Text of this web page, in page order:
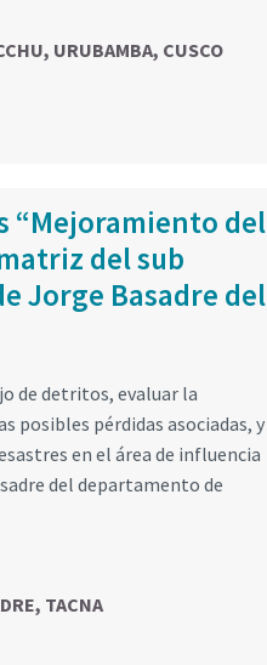
URUBAMBA, CUSCO
“Mejoramiento del
del sub
Jorge Basadre del
de detritos, evaluar la
posibles pérdidas asociadas, y
en el área de influencia
del departamento de
TACNA